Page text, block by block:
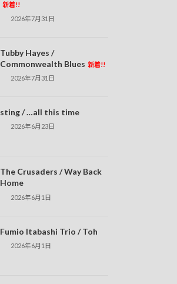
新着!!
2026年7月31日
Tubby Hayes /
Commonwealth Blues 新着!!
2026年7月31日
sting / …all this time
2026年6月23日
The Crusaders / Way Back
Home
2026年6月1日
Fumio Itabashi Trio / Toh
2026年6月1日